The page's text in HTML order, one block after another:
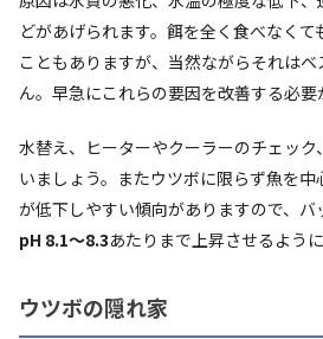
どがあげられます。餌を全く食べなく
こともありますが、当然ながらそれは
ん。早急にこれらの要因を改善する必要
水替え、ヒーターやクーラーのチェッ
いましょう。またウツボに限らず魚を
が低下しやすい傾向がありますので、バ
pH 8.1～8.3あたりまで上昇させるように
ウツボの隠れ家